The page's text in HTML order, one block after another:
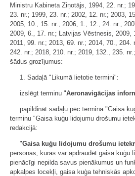
Ministru Kabineta Ziņotājs, 1994, 22. nr.;
23. nr.; 1999, 23. nr.; 2002, 12. nr.; 2003,
2005, 10., 15. nr.; 2006, 1., 12., 24. nr.;
2009, 6., 17. nr.; Latvijas Vēstnesis, 2009,
2011, 99. nr.; 2013, 69. nr.; 2014, 70., 204.
242. nr.; 2018, 210. nr.; 2019, 132., 235.
šādus grozījumus:
1. Sadaļā "Likumā lietotie termini":
izslēgt terminu "Aeronavigācijas
papildināt sadaļu pēc termina "Gaisa
terminu "Gaisa kuģu lidojumu drošumu
redakcijā:
"Gaisa kuģu lidojumu drošumu
personas, kuras var apdraudēt gaisa kuģu
pienācīgi nepilda savus pienākumus un
apkalpes locekļi, gaisa kuģa tehniskās